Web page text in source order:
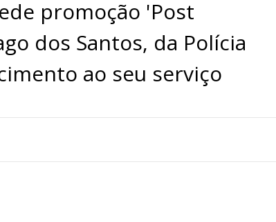
promoção 'Post
dos Santos, da Polícia
ao seu serviço